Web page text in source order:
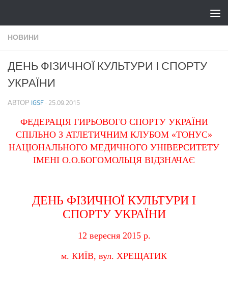
НОВИНИ
ДЕНЬ ФІЗИЧНОЇ КУЛЬТУРИ І СПОРТУ
УКРАЇНИ
АВТОР IGSF · 25.09.2015
ФЕДЕРАЦІЯ ГИРЬОВОГО СПОРТУ УКРАЇНИ
СПІЛЬНО З АТЛЕТИЧНИМ КЛУБОМ «ТОНУС»
НАЦІОНАЛЬНОГО МЕДИЧНОГО УНІВЕРСИТЕТУ
ІМЕНІ О.О.БОГОМОЛЬЦЯ ВІДЗНАЧАЄ
ДЕНЬ ФІЗИЧНОЇ КУЛЬТУРИ І
СПОРТУ УКРАЇНИ
12 вересня 2015 р.
м. КИЇВ, вул. ХРЕЩАТИК